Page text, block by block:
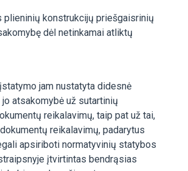
plieninių konstrukcijų priešgaisrinių
dėl netinkamai atliktų
jam nustatyta didesnė
atsakomybė už sutartinių
reikalavimų, taip pat už tai,
reikalavimų, padarytus
apsiriboti normatyvinių statybos
įtvirtintas bendrąsias